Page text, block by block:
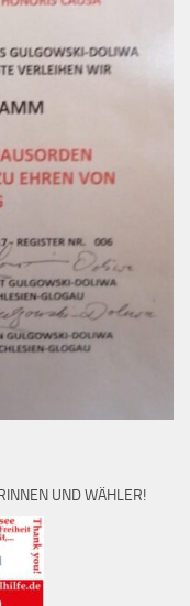
UND WÄHLER!